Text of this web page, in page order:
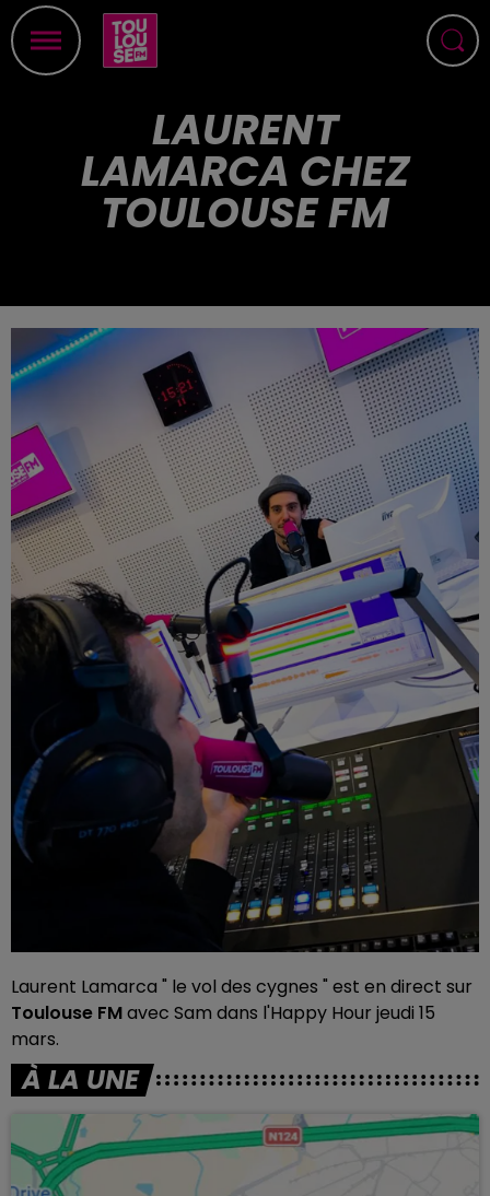
LAURENT
LAMARCA CHEZ
TOULOUSE FM
Laurent Lamarca " le vol des cygnes " est en direct sur
Toulouse FMavec Sam dans l'Happy Hour jeudi 15
mars.
À LA UNE